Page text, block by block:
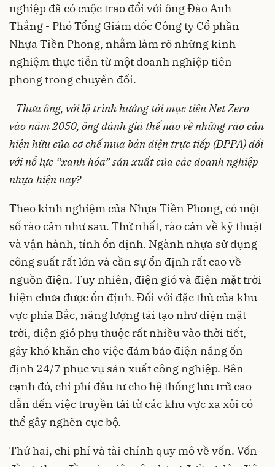
nghiệp đã có cuộc trao đổi với ông Đào Anh
Thắng - Phó Tổng Giám đốc Công ty Cổ phần
Nhựa Tiền Phong, nhằm làm rõ những kinh
nghiệm thực tiễn từ một doanh nghiệp tiên
phong trong chuyển đổi.
- Thưa ông, với lộ trình hướng tới mục tiêu Net Zero
vào năm 2050, ông đánh giá thế nào về những rào cản
hiện hữu của cơ chế mua bán điện trực tiếp (DPPA) đối
với nỗ lực “xanh hóa” sản xuất của các doanh nghiệp
nhựa hiện nay?
Theo kinh nghiệm của Nhựa Tiền Phong, có một
số rào cản như sau. Thứ nhất, rào cản về kỹ thuật
và vận hành, tính ổn định. Ngành nhựa sử dụng
công suất rất lớn và cần sự ổn định rất cao về
nguồn điện. Tuy nhiên, điện gió và điện mặt trời
hiện chưa được ổn định. Đối với đặc thù của khu
vực phía Bắc, năng lượng tái tạo như điện mặt
trời, điện gió phụ thuộc rất nhiều vào thời tiết,
gây khó khăn cho việc đảm bảo điện năng ổn
định 24/7 phục vụ sản xuất công nghiệp. Bên
cạnh đó, chi phí đầu tư cho hệ thống lưu trữ cao
dẫn đến việc truyền tải từ các khu vực xa xôi có
thể gây nghẽn cục bộ.
Thứ hai, chi phí và tài chính quy mô về vốn. Vốn